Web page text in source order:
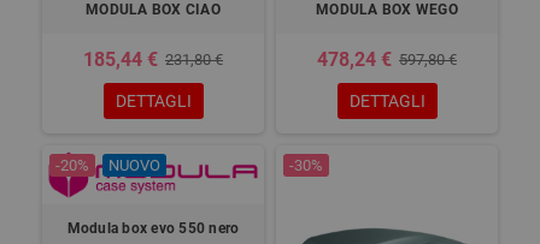
MODULA BOX CIAO
185,44 € 231,80 €
DETTAGLI
MODULA BOX WEGO
478,24 € 597,80 €
DETTAGLI
-20% NUOVO
Modula box evo 550 nero
-30%